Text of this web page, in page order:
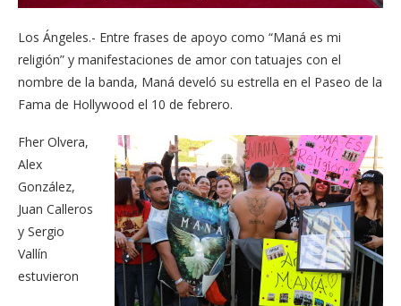
Los Ángeles.- Entre frases de apoyo como “Maná es mi
religión” y manifestaciones de amor con tatuajes con el
nombre de la banda, Maná develó su estrella en el Paseo de la
Fama de Hollywood el 10 de febrero.
Fher Olvera,
Alex
González,
Juan Calleros
y Sergio
Vallín
estuvieron